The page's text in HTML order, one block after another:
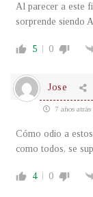
Al parecer a este
sorprende siendo
5 0
Jose
7 años atrás
Cómo odio a
como todos, se
4 0